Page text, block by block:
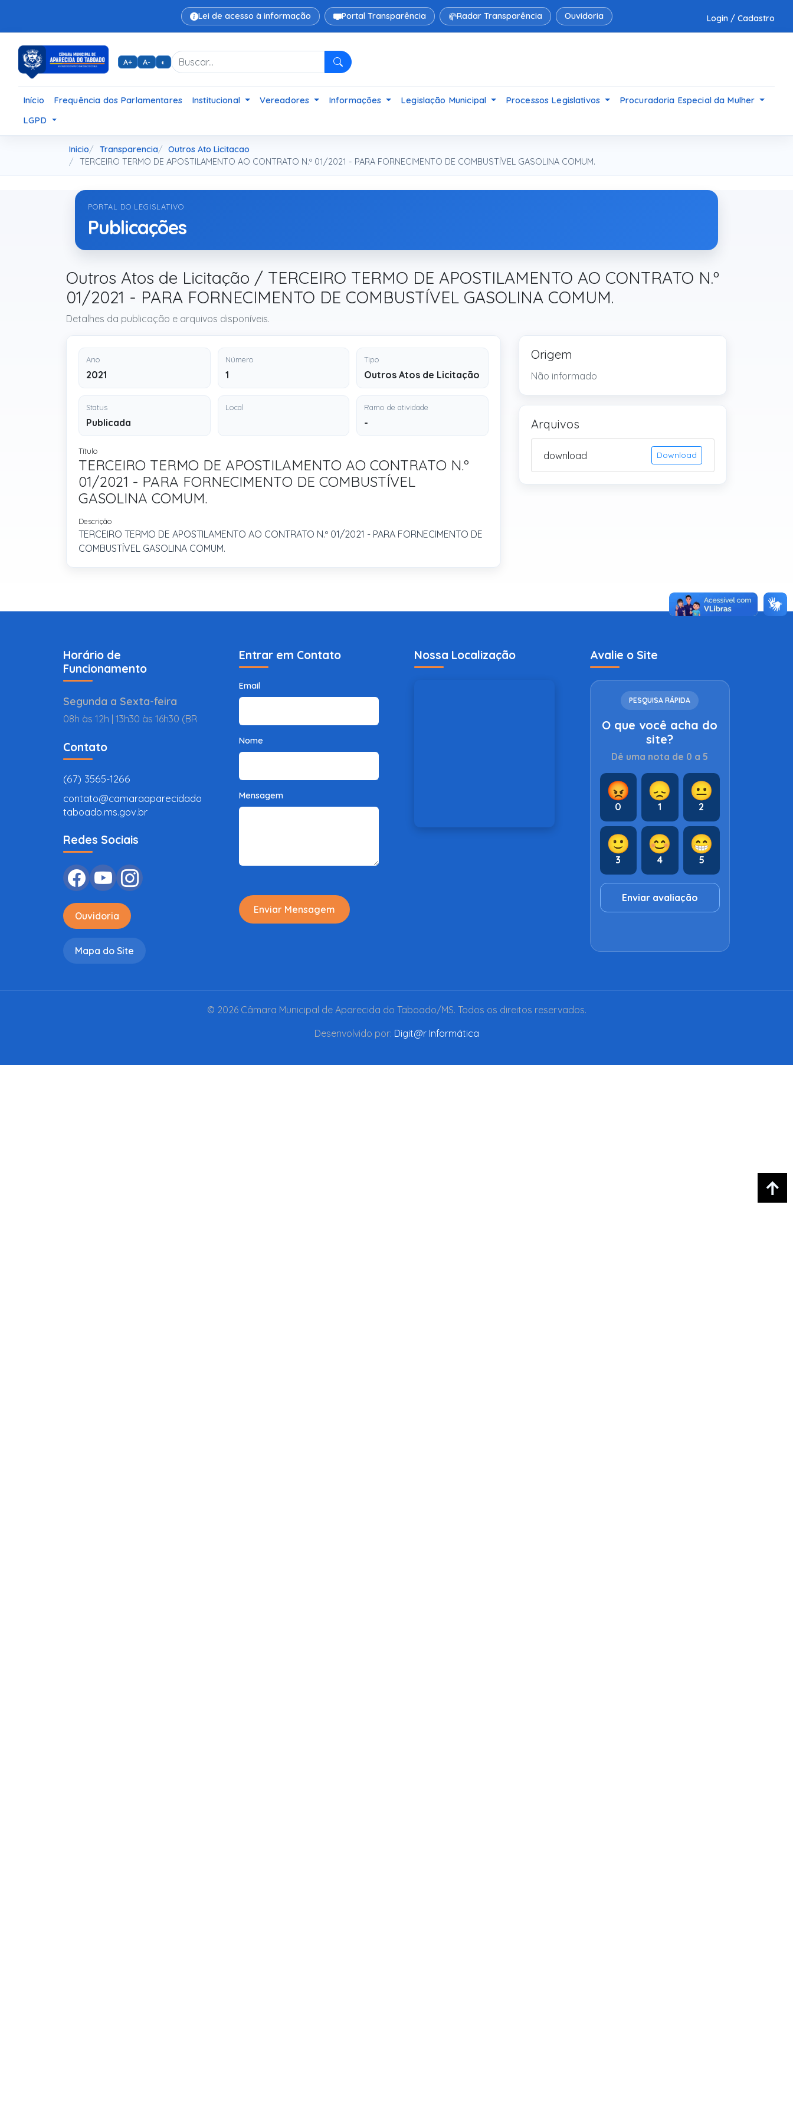
Lei de acesso à informação Portal Transparência Radar Transparência Ouvidoria Login / Cadastro
A+ A- ◐
Pesquisar
Início Frequência dos Parlamentares Institucional Vereadores Informações Legislação Municipal Processos Legislativos
Procuradoria Especial da Mulher
LGPD
Inicio Transparencia
Outros Ato Licitacao
TERCEIRO TERMO DE APOSTILAMENTO AO CONTRATO N.º 01/2021 - PARA FORNECIMENTO DE COMBUSTÍVEL GASOLINA COMUM.
PORTAL DO LEGISLATIVO
Publicações
Outros Atos de Licitação / TERCEIRO TERMO DE APOSTILAMENTO AO CONTRATO N.º
01/2021 - PARA FORNECIMENTO DE COMBUSTÍVEL GASOLINA COMUM.
Detalhes da publicação e arquivos disponíveis.
Ano
2021
Número
1
Tipo
Outros Atos de Licitação
Status
Publicada
Local Ramo de atividade
-
Título
TERCEIRO TERMO DE APOSTILAMENTO AO CONTRATO N.º
01/2021 - PARA FORNECIMENTO DE COMBUSTÍVEL
GASOLINA COMUM.
Descrição
TERCEIRO TERMO DE APOSTILAMENTO AO CONTRATO N.º 01/2021 - PARA FORNECIMENTO DE
COMBUSTÍVEL GASOLINA COMUM.
Origem
Não informado
Arquivos
download Download
Horário de
Funcionamento
Segunda a Sexta-feira
08h às 12h | 13h30 às 16h30 (BR
Contato
(67) 3565-1266
contato@camaraaparecidado
taboado.ms.gov.br
Redes Sociais
Ouvidoria
Mapa do Site
Entrar em Contato
Email
Nome
Mensagem
Enviar Mensagem
Nossa Localização Avalie o Site
PESQUISA RÁPIDA
O que você acha do
site?
Dê uma nota de 0 a 5
😡
0
😞
1
😐
2
🙂
3
😊
4
😁
5
Enviar avaliação
© 2026 Câmara Municipal de Aparecida do Taboado/MS. Todos os direitos reservados.
Desenvolvido por: Digit@r Informática